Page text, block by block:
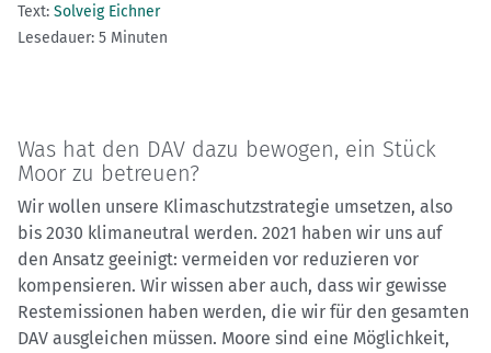
Text: Solveig Eichner
Lesedauer: 5 Minuten
Was hat den DAV dazu bewogen, ein Stück
Moor zu betreuen?
Wir wollen unsere Klimaschutzstrategie umsetzen, also
bis 2030 klimaneutral werden. 2021 haben wir uns auf
den Ansatz geeinigt: vermeiden vor reduzieren vor
kompensieren. Wir wissen aber auch, dass wir gewisse
Restemissionen haben werden, die wir für den gesamten
DAV ausgleichen müssen. Moore sind eine Möglichkeit,